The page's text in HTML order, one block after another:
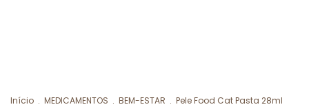
Início . MEDICAMENTOS . BEM-ESTAR . Pele Food Cat Pasta 28ml